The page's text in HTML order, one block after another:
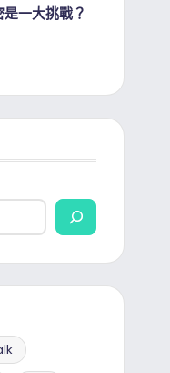
一大挑戰？